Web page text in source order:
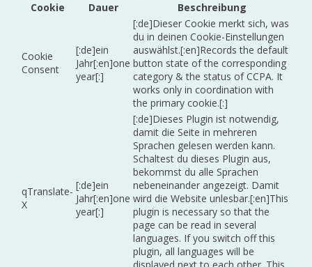
Cookie
Dauer Beschreibung
Cookie
Consent
[:de]ein
Jahr[:en]one
year[:]
[:de]Dieser Cookie merkt sich, was
du in deinen Cookie-Einstellungen
auswählst.[:en]Records the default
button state of the corresponding
category & the status of CCPA. It
works only in coordination with
the primary cookie.[:]
qTranslate-
X
[:de]ein
Jahr[:en]one
year[:]
[:de]Dieses Plugin ist notwendig,
damit die Seite in mehreren
Sprachen gelesen werden kann.
Schaltest du dieses Plugin aus,
bekommst du alle Sprachen
nebeneinander angezeigt. Damit
wird die Website unlesbar.[:en]This
plugin is necessary so that the
page can be read in several
languages. If you switch off this
plugin, all languages will be